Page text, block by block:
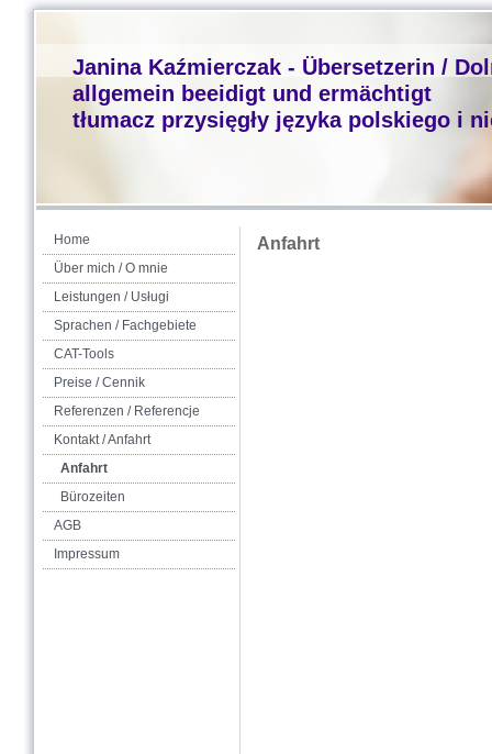
Janina Kaźmierczak - Übersetzerin /
allgemein beeidigt und ermächtigt
tłumacz przysięgły języka polskiego i
Home
Über mich / O mnie
Leistungen / Usługi
Sprachen / Fachgebiete
CAT-Tools
Preise / Cennik
Referenzen / Referencje
Kontakt / Anfahrt
Anfahrt
Bürozeiten
AGB
Impressum
Anfahrt